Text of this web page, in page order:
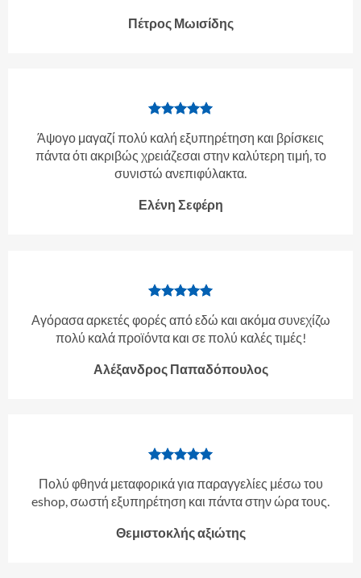
Πέτρος Μωισίδης
Άψογο μαγαζί πολύ καλή εξυπηρέτηση και βρίσκεις
πάντα ότι ακριβώς χρειάζεσαι στην καλύτερη τιμή, το
συνιστώ ανεπιφύλακτα.
Ελένη Σεφέρη
Αγόρασα αρκετές φορές από εδώ και ακόμα συνεχίζω
πολύ καλά προϊόντα και σε πολύ καλές τιμές!
Αλέξανδρος Παπαδόπουλος
Πολύ φθηνά μεταφορικά για παραγγελίες μέσω του
eshop, σωστή εξυπηρέτηση και πάντα στην ώρα τους.
Θεμιστοκλής αξιώτης